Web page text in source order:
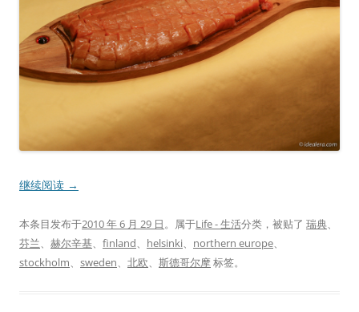
继续阅读 →
本条目发布于2010 年 6 月 29 日。属于Life - 生活分类，被贴了 瑞典、
芬兰、 赫尔辛基、 finland、 helsinki、 northern europe、
stockholm、 sweden、 北欧、 斯德哥尔摩标签。